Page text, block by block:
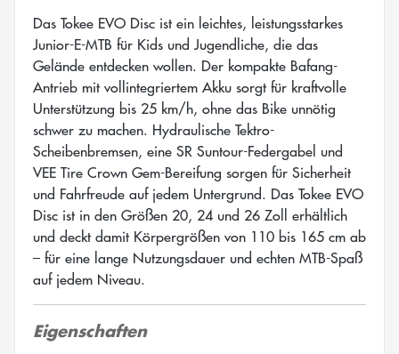
Das Tokee EVO Disc ist ein leichtes, leistungsstarkes
Junior-E-MTB für Kids und Jugendliche, die das
Gelände entdecken wollen. Der kompakte Bafang-
Antrieb mit vollintegriertem Akku sorgt für kraftvolle
Unterstützung bis 25 km/h, ohne das Bike unnötig
schwer zu machen. Hydraulische Tektro-
Scheibenbremsen, eine SR Suntour-Federgabel und
VEE Tire Crown Gem-Bereifung sorgen für Sicherheit
und Fahrfreude auf jedem Untergrund. Das Tokee EVO
Disc ist in den Größen 20, 24 und 26 Zoll erhältlich
und deckt damit Körpergrößen von 110 bis 165 cm ab
– für eine lange Nutzungsdauer und echten MTB-Spaß
auf jedem Niveau.
Eigenschaften